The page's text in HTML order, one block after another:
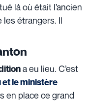
là où était l’ancien
les étrangers. Il
a eu lieu. C’est
le ministère
en place ce grand